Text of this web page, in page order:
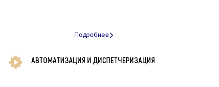
АВТОМАТИЗАЦИЯ И ДИСПЕТЧЕРИЗАЦИЯ